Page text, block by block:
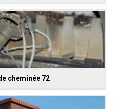
cheminée 72